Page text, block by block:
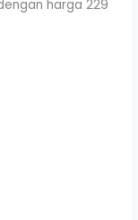
harga 229